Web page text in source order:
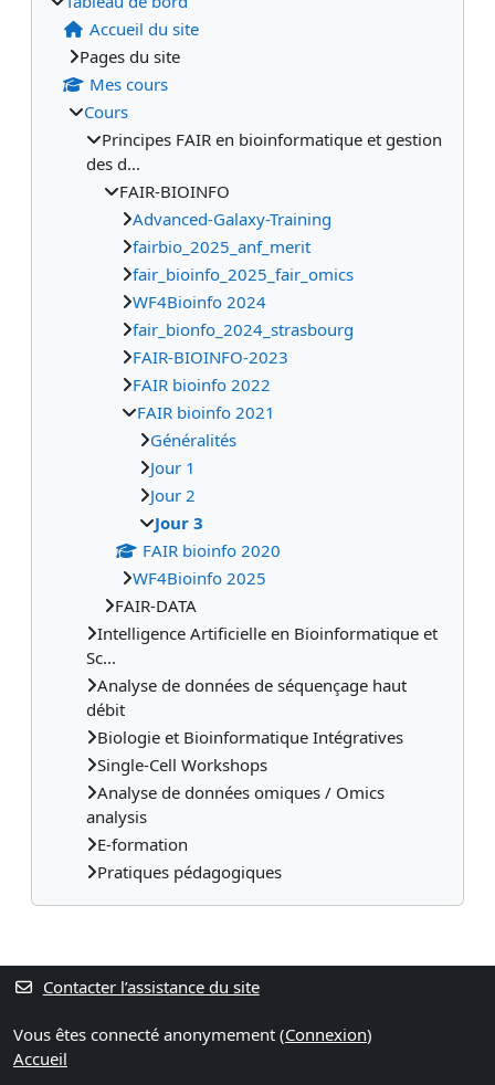
Accueil du site
Pages du site
Mes cours
Cours
Principes FAIR en bioinformatique et gestion
des d...
FAIR-BIOINFO
Advanced-Galaxy-Training
fairbio_2025_anf_merit
fair_bioinfo_2025_fair_omics
WF4Bioinfo 2024
fair_bionfo_2024_strasbourg
FAIR-BIOINFO-2023
FAIR bioinfo 2022
FAIR bioinfo 2021
Généralités
Jour 1
Jour 2
Jour 3
FAIR bioinfo 2020
WF4Bioinfo 2025
FAIR-DATA
Intelligence Artificielle en Bioinformatique et
Sc...
Analyse de données de séquençage haut
débit
Biologie et Bioinformatique Intégratives
Single-Cell Workshops
Analyse de données omiques / Omics
analysis
E-formation
Pratiques pédagogiques
Contacter l’assistance du site
Vous êtes connecté anonymement (Connexion)
Accueil